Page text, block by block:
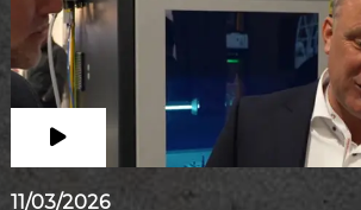
11/03/2026